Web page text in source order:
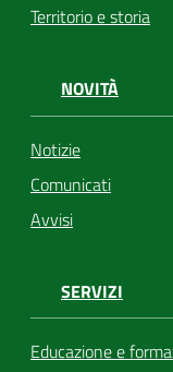
Territorio e storia
NOVITÀ
Notizie
Comunicati
Avvisi
SERVIZI
Educazione e